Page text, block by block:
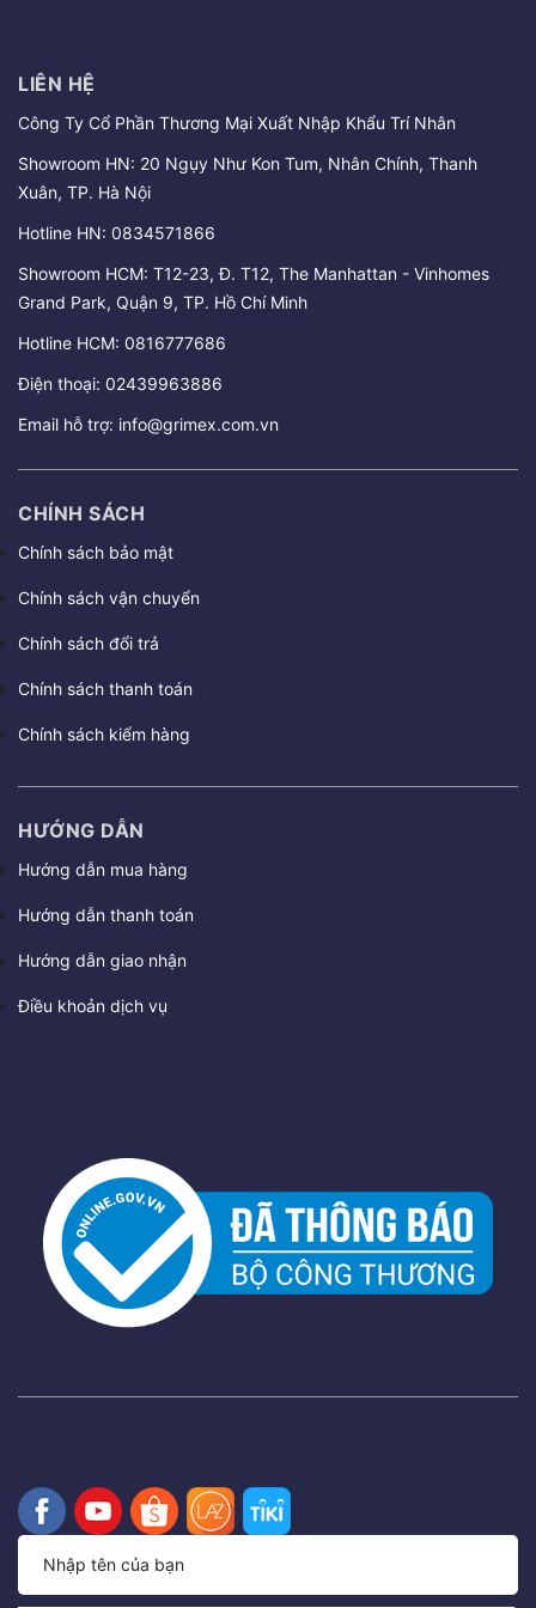
LIÊN HỆ
Công Ty Cổ Phần Thương Mại Xuất Nhập Khẩu Trí Nhân
Showroom HN: 20 Ngụy Như Kon Tum, Nhân Chính, Thanh
Xuân, TP. Hà Nội
Hotline HN: 0834571866
Showroom HCM: T12-23, Đ. T12, The Manhattan - Vinhomes
Grand Park, Quận 9, TP. Hồ Chí Minh
Hotline HCM: 0816777686
Điện thoại: 02439963886
Email hỗ trợ: info@grimex.com.vn
CHÍNH SÁCH
Chính sách bảo mật
Chính sách vận chuyển
Chính sách đổi trả
Chính sách thanh toán
Chính sách kiểm hàng
HƯỚNG DẪN
Hướng dẫn mua hàng
Hướng dẫn thanh toán
Hướng dẫn giao nhận
Điều khoản dịch vụ